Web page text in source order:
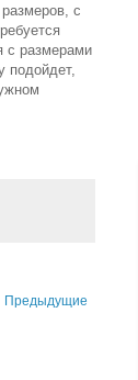
с
с размерами
подойдет,
Предыдущие